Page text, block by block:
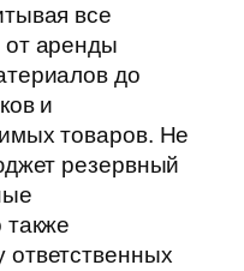
все
аренды
до
и
товаров. Не
резервный
также